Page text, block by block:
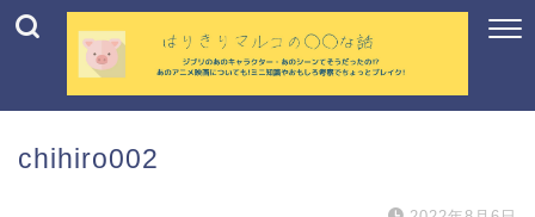
chihiro002